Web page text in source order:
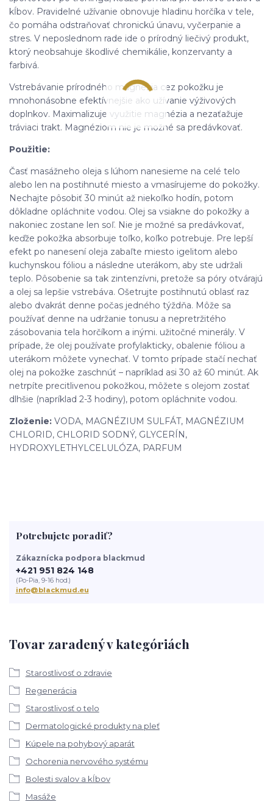
kĺbov. Pravidelné užívanie obnovuje hladinu horčíka v tele,
čo pomáha odstraňovať chronickú únavu, vyčerpanie a
stres. V neposlednom rade ide o prírodný liečivý produkt,
ktorý neobsahuje škodlivé chemikálie, konzervanty a
farbivá.
Vstrebávanie prírodného magnézia cez pokožku je
mnohonásobne efektívnejšie ako užívanie výživových
doplnkov. Maximalizuje využitie magnézia a nezaťažuje
tráviaci trakt. Magnéziom nie je možné sa predávkovať.
Použitie:
Časť masážneho oleja s lúhom nanesieme na celé telo
alebo len na postihnuté miesto a vmasírujeme do pokožky.
Nechajte pôsobiť 30 minút až niekoľko hodín, potom
dôkladne opláchnite vodou. Olej sa vsiakne do pokožky a
nakoniec zostane len soľ. Nie je možné sa predávkovať,
keďže pokožka absorbuje toľko, koľko potrebuje. Pre lepší
efekt po nanesení oleja zabaľte miesto igelitom alebo
kuchynskou fóliou a následne uterákom, aby ste udržali
teplo. Pôsobenie sa tak zintenzívni, pretože sa póry otvárajú
a olej sa lepšie vstrebáva. Ošetrujte postihnutú oblasť raz
alebo dvakrát denne počas jedného týždňa. Môže sa
používať denne na udržanie tonusu a nepretržitého
zásobovania tela horčíkom a inými. užitočné minerály. V
prípade, že olej používate profylakticky, obalenie fóliou a
uterákom môžete vynechať. V tomto prípade stačí nechať
olej na pokožke zaschnúť – napríklad asi 30 až 60 minút. Ak
netrpíte precitlivenou pokožkou, môžete s olejom zostať
dlhšie (napríklad 2-3 hodiny), potom opláchnite vodou.
Zloženie: VODA, MAGNÉZIUM SULFÁT, MAGNÉZIUM
CHLORID, CHLORID SODNÝ, GLYCERÍN,
HYDROXYLETHYLCELULÓZA, PARFUM
Tovar zaradený v kategóriách
Starostlivosť o zdravie
Regenerácia
Starostlivosť o telo
Dermatologické produkty na pleť
Kúpele na pohybový aparát
Ochorenia nervového systému
Bolesti svalov a kĺbov
Masáže
Potrebujete poradiť?
Zákaznícka podpora blackmud
+421 951 824 148
(Po-Pia, 9-16 hod.)
info@blackmud.eu